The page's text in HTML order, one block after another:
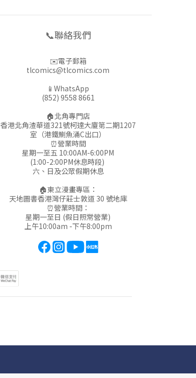
📞聯絡我們
✉️電子郵箱
tlcomics@tlcomics.com
📱WhatsApp
(852) 9558 8661
🏠北角專門店
香港北角渣華道321號柯達大廈第二期1207
室（港鐵鰂魚涌C出口）
⏰營業時間
星期一至五 10:00AM-6:00PM
(1:00-2:00PM休息時段)
六、日及公眾假期休息
🏠東立漫畫專區：
天地圖書香港灣仔莊士敦道 30 號地庫
⏰營業時間：
星期一至日 (假日照常營業)
上午10:00am -下午8:00pm